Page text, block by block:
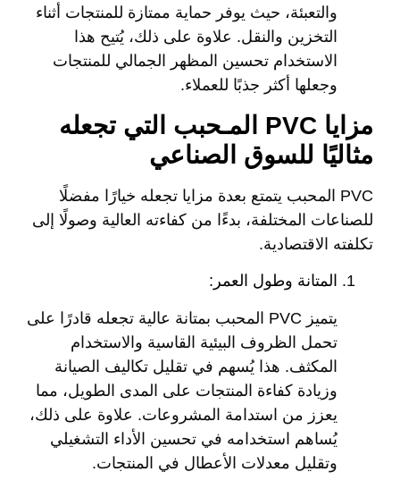
والتعبئة، حيث يوفر حماية ممتازة للمنتجات أثناء
التخزين والنقل. علاوة على ذلك، يُتيح هذا
الاستخدام تحسين المظهر الجمالي للمنتجات
وجعلها أكثر جذبًا للعملاء.
مزايا PVC المـحبب التي تجعله
مثاليًا للسوق الصناعي
PVC المحبب يتمتع بعدة مزايا تجعله خيارًا مفضلًا
للصناعات المختلفة، بدءًا من كفاءته العالية وصولًا إلى
تكلفته الاقتصادية.
المتانة وطول العمر:
يتميز PVC المحبب بمتانة عالية تجعله قادرًا على
تحمل الظروف البيئية القاسية والاستخدام
المكثف. هذا يُسهم في تقليل تكاليف الصيانة
وزيادة كفاءة المنتجات على المدى الطويل، مما
يعزز من استدامة المشروعات. علاوة على ذلك،
يُساهم استخدامه في تحسين الأداء التشغيلي
وتقليل معدلات الأعطال في المنتجات.